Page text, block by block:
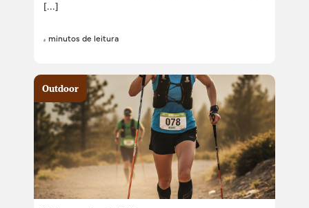
[...]
4 minutos de leitura
Outdoor